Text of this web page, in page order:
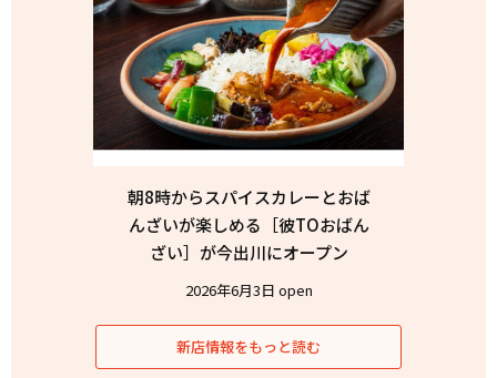
朝8時からスパイスカレーとおば
んざいが楽しめる［彼TOおばん
ざい］が今出川にオープン
2026年6月3日 open
新店情報をもっと読む